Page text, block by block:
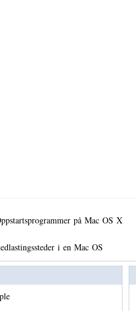
på Mac OS X
i en Mac OS